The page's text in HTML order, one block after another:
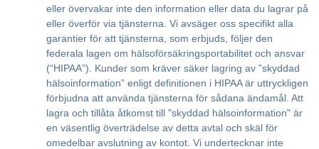
eller övervakar inte den information eller data du lagrar på
eller överför via tjänsterna. Vi avsäger oss specifikt alla
garantier för att tjänsterna, som erbjuds, följer den
federala lagen om hälsoförsäkringsportabilitet och ansvar
(“HIPAA”). Kunder som kräver säker lagring av ”skyddad
hälsoinformation” enligt definitionen i HIPAA är uttryckligen
förbjudna att använda tjänsterna för sådana ändamål. Att
lagra och tillåta åtkomst till "skyddad hälsoinformation" är
en väsentlig överträdelse av detta avtal och skäl för
omedelbar avslutning av kontot. Vi undertecknar inte